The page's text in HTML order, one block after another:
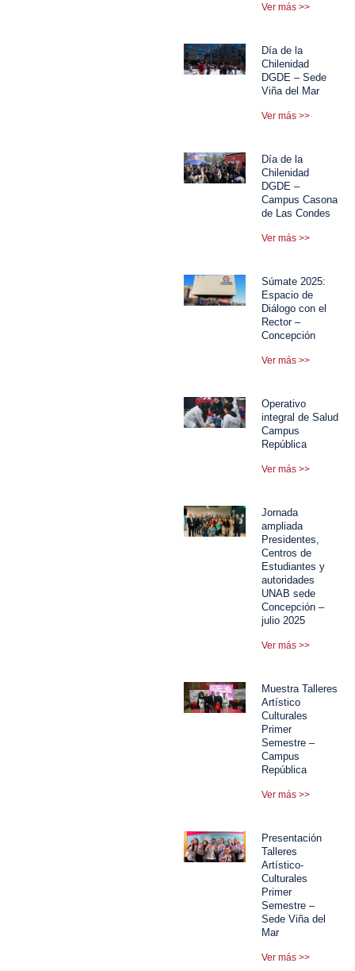
Ver más >>
Día de la
Chilenidad
DGDE – Sede
Viña del Mar
Ver más >>
Día de la
Chilenidad
DGDE –
Campus Casona
de Las Condes
Ver más >>
Súmate 2025:
Espacio de
Diálogo con el
Rector –
Concepción
Ver más >>
Operativo
integral de Salud
Campus
República
Ver más >>
Jornada
ampliada
Presidentes,
Centros de
Estudiantes y
autoridades
UNAB sede
Concepción –
julio 2025
Ver más >>
Muestra Talleres
Artístico
Culturales
Primer
Semestre –
Campus
República
Ver más >>
Presentación
Talleres
Artístico-
Culturales
Primer
Semestre –
Sede Viña del
Mar
Ver más >>